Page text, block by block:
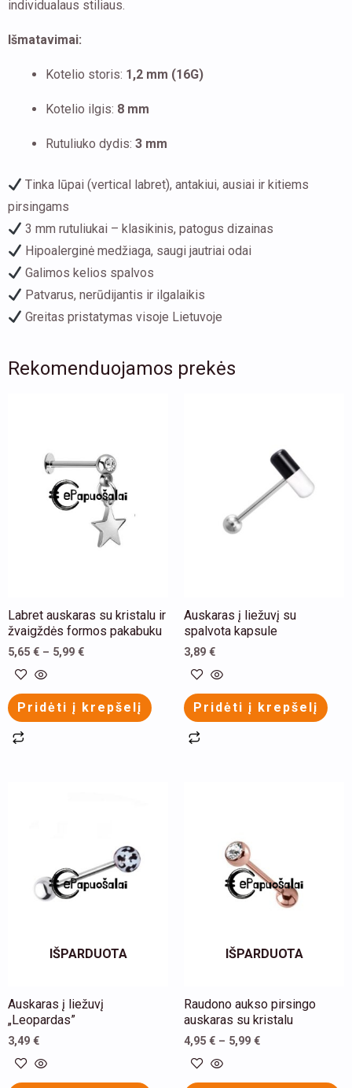
individualaus stiliaus.
Išmatavimai:
Kotelio storis: 1,2 mm (16G)
Kotelio ilgis: 8 mm
Rutuliuko dydis: 3 mm
Tinka lūpai (vertical labret), antakiui, ausiai ir kitiems
pirsingams
3 mm rutuliukai – klasikinis, patogus dizainas
Hipoalerginė medžiaga, saugi jautriai odai
Galimos kelios spalvos
Patvarus, nerūdijantis ir ilgalaikis
Greitas pristatymas visoje Lietuvoje
Rekomenduojamos prekės
Labret auskaras su kristalu ir
žvaigždės formos pakabuku
5,65 € – 5,99 €
Pridėti į krepšelį
multiple
variants.
on
the
product
Auskaras į liežuvį su
spalvota kapsule
3,89 €
Pridėti į krepšelį
options
on
the
product
IŠPARDUOTA
Auskaras į liežuvį
„Leopardas”
3,49 €
IŠPARDUOTA
Raudono aukso pirsingo
auskaras su kristalu
4,95 € – 5,99 €
multiple
variants.
on
the
product